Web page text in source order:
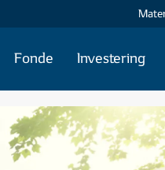
Fonde Investering